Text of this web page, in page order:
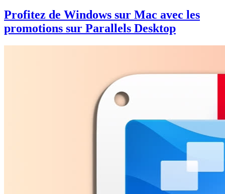
Profitez de Windows sur Mac avec les
promotions sur Parallels Desktop